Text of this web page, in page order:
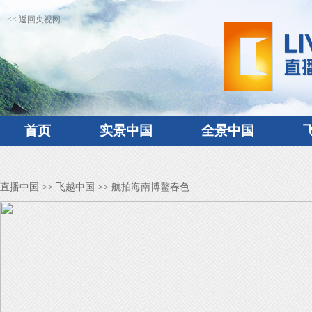
<< 返回央视网
首页 实景中国 全景中国
直播中国 >> 飞越中国 >> 航拍海南博鳌春色